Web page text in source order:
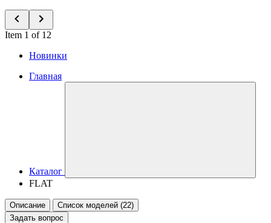
Item 1 of 12
Новинки
Главная
Каталог
FLAT
Описание
Список моделей (22)
Задать вопрос